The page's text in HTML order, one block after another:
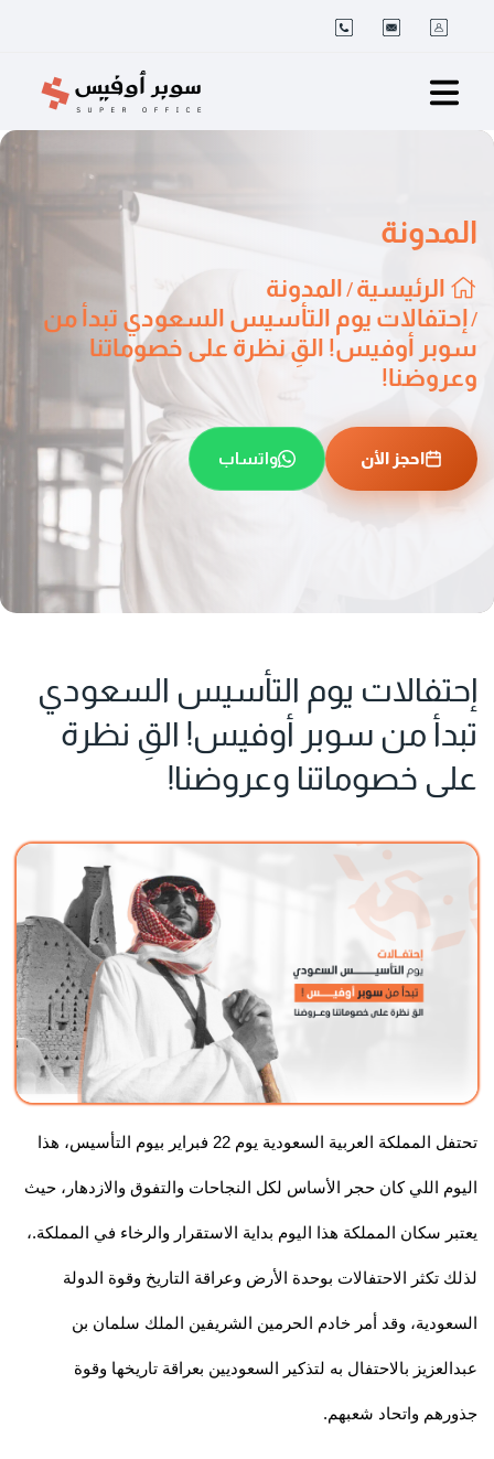
المدونة
الرئيسية / المدونة
/إحتفالات يوم التأسيس السعودي تبدأ من
سوبر أوفيس! القِ نظرة على خصوماتنا
وعروضنا!
احجز اﻷن واتساب
إحتفالات يوم التأسيس السعودي
تبدأ من سوبر أوفيس! القِ نظرة
على خصوماتنا وعروضنا!
تحتفل المملكة العربية السعودية يوم 22 فبراير بيوم التأسيس، هذا
اليوم اللي كان حجر الأساس لكل النجاحات والتفوق والازدهار، حيث
يعتبر سكان المملكة هذا اليوم بداية الاستقرار والرخاء في المملكة.،
لذلك تكثر الاحتفالات بوحدة الأرض وعراقة التاريخ وقوة الدولة
السعودية، وقد أمر خادم الحرمين الشريفين الملك سلمان بن
عبدالعزيز بالاحتفال به لتذكير السعوديين بعراقة تاريخها وقوة
جذورهم واتحاد شعبهم.